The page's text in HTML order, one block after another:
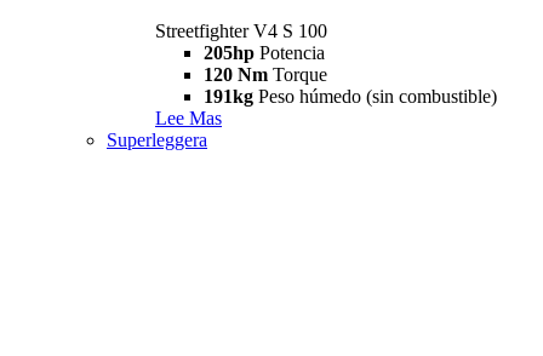
Streetfighter V4 S 100
205hp Potencia
120 Nm Torque
191kg Peso húmedo (sin combustible)
Lee Mas
Superleggera